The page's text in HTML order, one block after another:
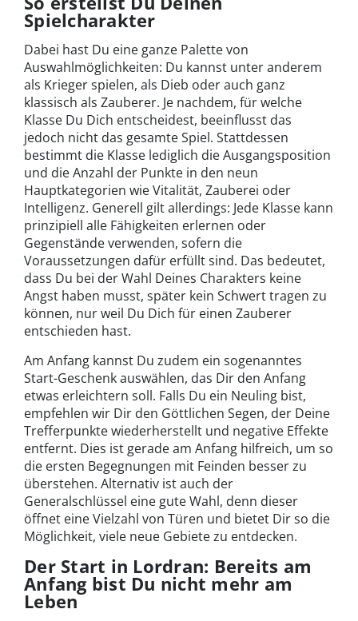
Spielcharakter
Dabei hast Du eine ganze Palette von
Auswahlmöglichkeiten: Du kannst unter anderem
als Krieger spielen, als Dieb oder auch ganz
klassisch als Zauberer. Je nachdem, für welche
Klasse Du Dich entscheidest, beeinflusst das
jedoch nicht das gesamte Spiel. Stattdessen
bestimmt die Klasse lediglich die Ausgangsposition
und die Anzahl der Punkte in den neun
Hauptkategorien wie Vitalität, Zauberei oder
Intelligenz. Generell gilt allerdings: Jede Klasse kann
prinzipiell alle Fähigkeiten erlernen oder
Gegenstände verwenden, sofern die
Voraussetzungen dafür erfüllt sind. Das bedeutet,
dass Du bei der Wahl Deines Charakters keine
Angst haben musst, später kein Schwert tragen zu
können, nur weil Du Dich für einen Zauberer
entschieden hast.
Am Anfang kannst Du zudem ein sogenanntes
Start-Geschenk auswählen, das Dir den Anfang
etwas erleichtern soll. Falls Du ein Neuling bist,
empfehlen wir Dir den Göttlichen Segen, der Deine
Trefferpunkte wiederherstellt und negative Effekte
entfernt. Dies ist gerade am Anfang hilfreich, um so
die ersten Begegnungen mit Feinden besser zu
überstehen. Alternativ ist auch der
Generalschlüssel eine gute Wahl, denn dieser
öffnet eine Vielzahl von Türen und bietet Dir so die
Möglichkeit, viele neue Gebiete zu entdecken.
Der Start in Lordran: Bereits am
Anfang bist Du nicht mehr am
Leben